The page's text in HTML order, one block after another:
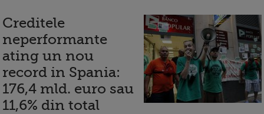
Creditele
neperformante
ating un nou
record in Spania:
176,4 mld. euro sau
11,6% din total